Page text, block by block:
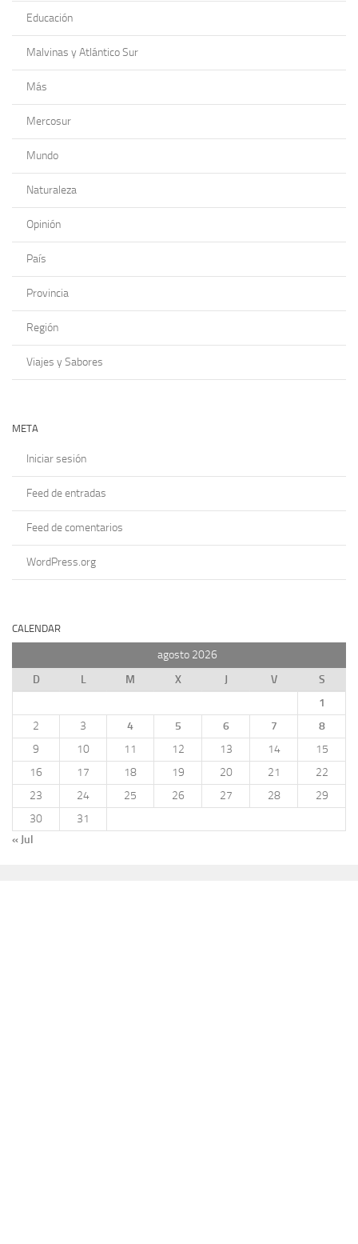
Educación
Malvinas y Atlántico Sur
Más
Mercosur
Mundo
Naturaleza
Opinión
País
Provincia
Región
Viajes y Sabores
META
Iniciar sesión
Feed de entradas
Feed de comentarios
WordPress.org
CALENDAR
agosto 2026
D
L M X J V
S
1
2
3 4 5 6 7
8
9
10 11 12 13 14
15
16
17 18 19 20 21
22
23
24 25 26 27 28
29
30
31
« Jul